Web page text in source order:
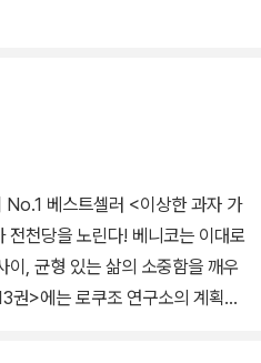
셀러 <이상한 과자 가
천당을 노린다! 베니코는 이대로
권>에는 로쿠조 연구소의 계획에